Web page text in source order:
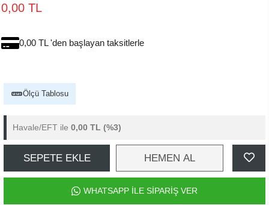
0,00 TL
0,00 TL 'den başlayan taksitlerle
Ölçü Tablosu
Havale/EFT ile 0,00 TL (%3)
SEPETE EKLE HEMEN AL
WHATSAPP İLE SİPARİŞ VER